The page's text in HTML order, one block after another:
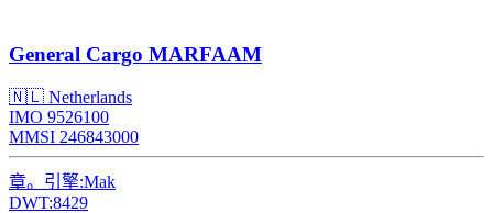
General Cargo MARFAAM
🇳🇱 Netherlands
IMO 9526100
MMSI 246843000
章。引擎:Mak
DWT:8429